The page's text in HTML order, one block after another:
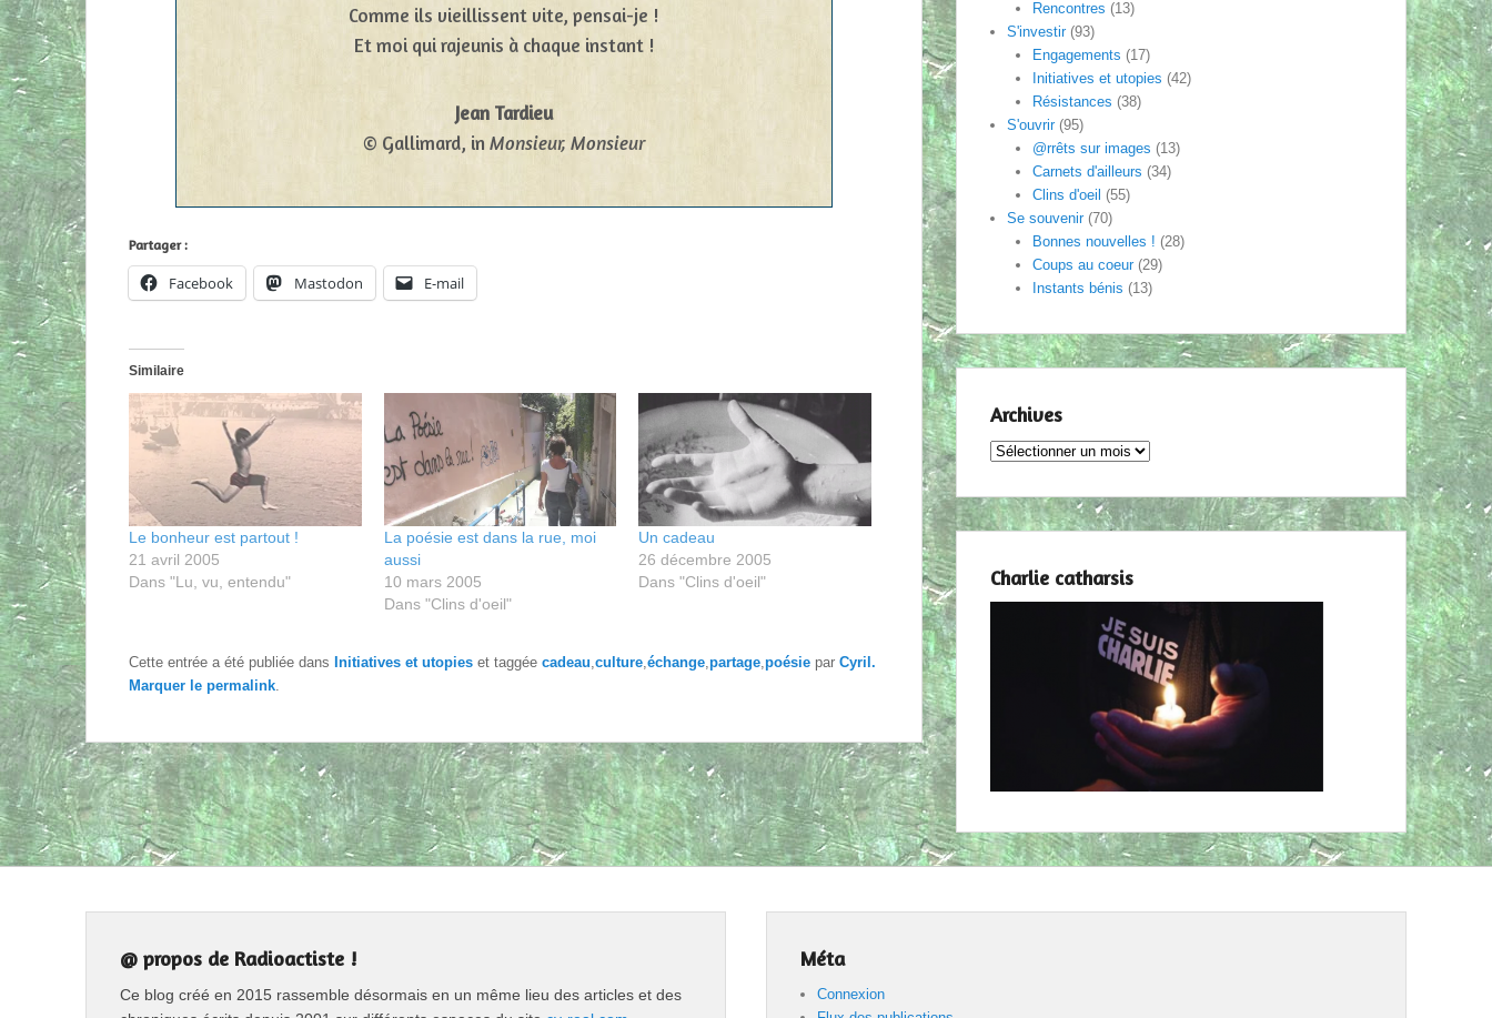
Comme ils vieillissent vite, pensai-je !
Et moi qui rajeunis à chaque instant !
Jean Tardieu
© Gallimard, in Monsieur, Monsieur
Partager :
Facebook Mastodon E-mail
Similaire
Le bonheur est partout !
21 avril 2005
Dans "Lu, vu, entendu"
La poésie est dans la rue, moi
aussi
10 mars 2005
Dans "Clins d'oeil"
Un cadeau
26 décembre 2005
Dans "Clins d'oeil"
Cette entrée a été publiée dans Initiatives et utopies et taggée cadeau,culture,échange,partage,poésie par Cyril .
Marquer le permalink.
Rencontres (13)
S'investir(93)
Engagements (17)
Initiatives et utopies (42)
Résistances (38)
S'ouvrir(95)
@rrêts sur images (13)
Carnets d'ailleurs (34)
Clins d'oeil (55)
Se souvenir(70)
Bonnes nouvelles ! (28)
Coups au coeur(29)
Instants bénis (13)
Archives
Archives
Charlie catharsis
@ propos de Radioactiste !
Ce blog créé en 2015 rassemble désormais en un même lieu des articles et des
Méta
Connexion